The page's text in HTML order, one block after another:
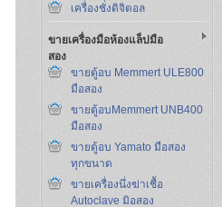
เครื่องชั่งดิจิตอล
ขายเครื่องมือห้องแล็ปมือ
สอง
ขายตู้อบ Memmert ULE800
มือสอง
ขายตู้อบMemmert UNB400
มือสอง
ขายตู้อบ Yamato มือสอง
ทุกขนาด
ขายเครื่องนึ่งฆ่าเชื้อ
Autoclave มิอสอง